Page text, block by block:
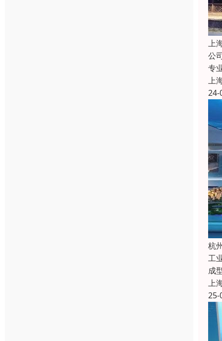
上
公
专
上
24-
杭
工
成
上
25-